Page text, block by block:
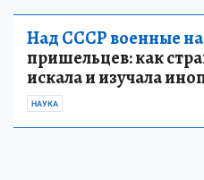
Над СССР военные
пришельцев: как
искала и изучала
НАУКА